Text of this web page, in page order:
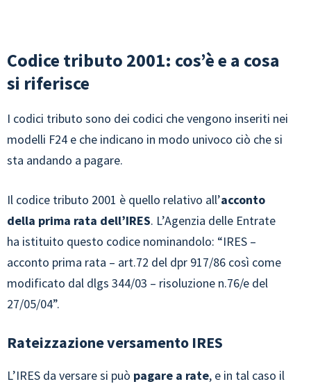
Codice tributo 2001: cos’è e a cosa
si riferisce
I codici tributo sono dei codici che vengono inseriti nei
modelli F24 e che indicano in modo univoco ciò che si
sta andando a pagare.
Il codice tributo 2001 è quello relativo all’acconto
della prima rata dell’IRES. L’Agenzia delle Entrate
ha istituito questo codice nominandolo: “IRES –
acconto prima rata – art.72 del dpr 917/86 così come
modificato dal dlgs 344/03 – risoluzione n.76/e del
27/05/04”.
Rateizzazione versamento IRES
L’IRES da versare si può pagare a rate, e in tal caso il